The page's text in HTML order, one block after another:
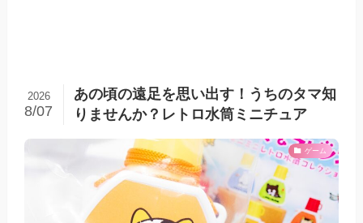
あの頃の遠足を思い出す！うちのタマ知
りませんか？レトロ水筒ミニチュア
2026
8/07
ゲーム